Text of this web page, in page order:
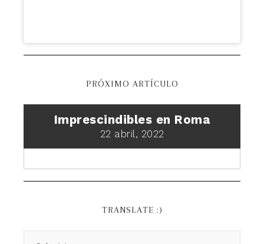
PRÓXIMO ARTÍCULO
Imprescindibles en Roma
22 abril, 2022
TRANSLATE :)